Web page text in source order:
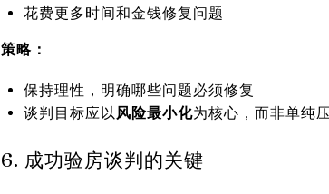
花费更多时间和金钱修复问题
策略：
保持理性，明确哪些问题必须修复
谈判目标应以风险最小化为核心，而非单纯
6. 成功验房谈判的关键